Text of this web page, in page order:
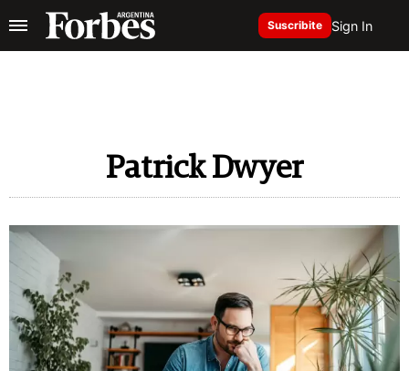
Suscribite Sign In
Patrick Dwyer